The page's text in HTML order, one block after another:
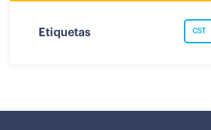
Etiquetas CST